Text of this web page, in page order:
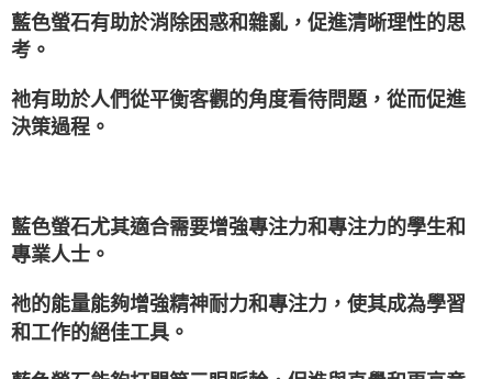
藍色螢石有助於消除困惑和雜亂，促進清晰理性的思
考。
祂有助於人們從平衡客觀的角度看待問題，從而促進
決策過程。
藍色螢石尤其適合需要增強專注力和專注力的學生和
專業人士。
祂的能量能夠增強精神耐力和專注力，使其成為學習
和工作的絕佳工具。